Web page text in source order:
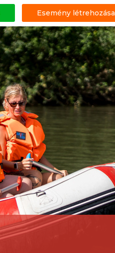
Esemény létrehozása